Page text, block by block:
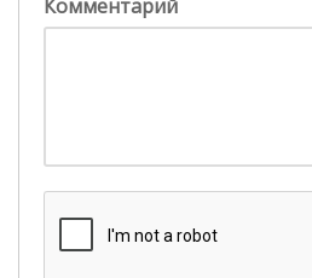
Комментарий